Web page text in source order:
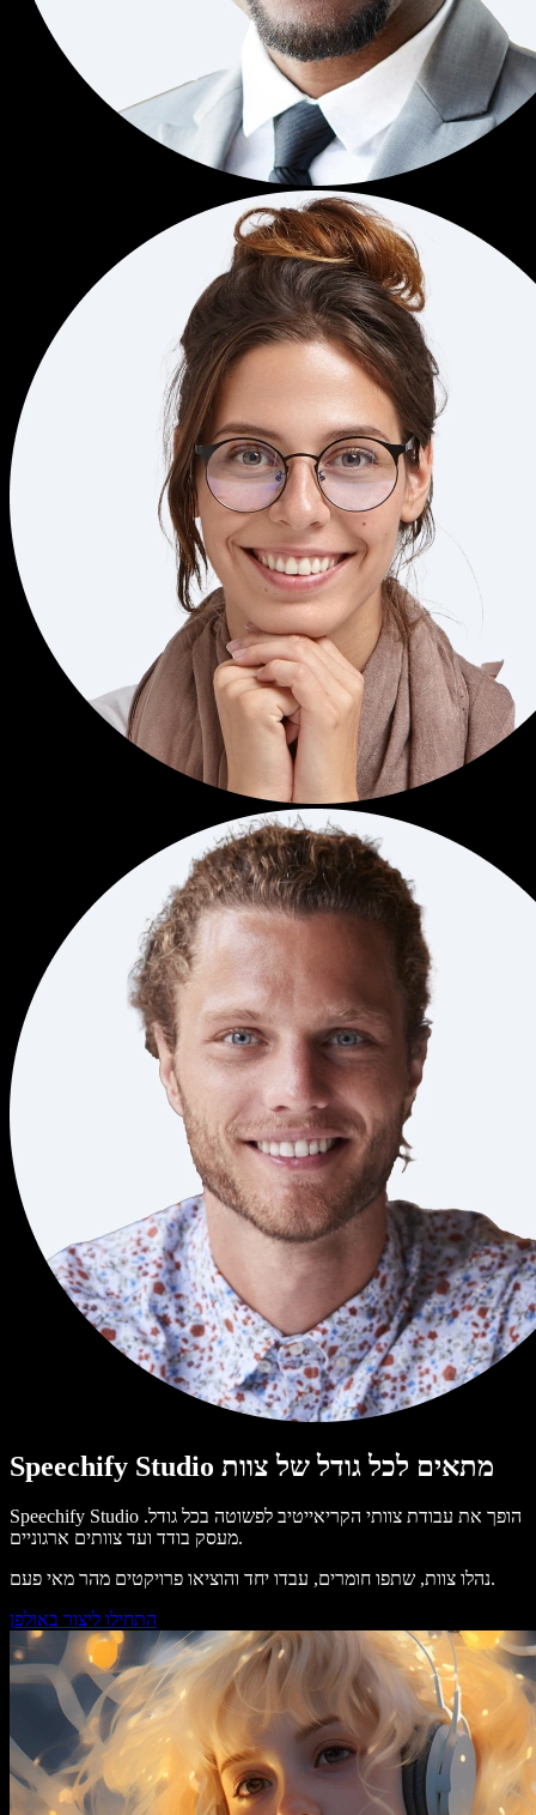
Speechify Studio מתאים לכל גודל של צוות
Speechify Studio הופך את עבודת צוותי הקריאייטיב לפשוטה בכל גודל.
מעסק בודד ועד צוותים ארגוניים.
נהלו צוות, שתפו חומרים, עבדו יחד והוציאו פרויקטים מהר מאי פעם.
התחילו ליצור באולפן